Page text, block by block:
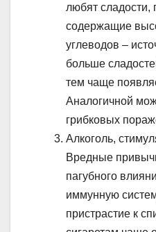
любят сладости,
содержащие
углеводов –
больше
тем чаще
Аналогичной
грибковых
Алкоголь,
Вредные
пагубного
иммунную
пристрастие к